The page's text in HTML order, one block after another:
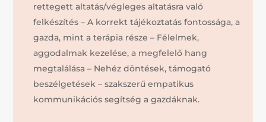
rettegett altatás/végleges altatásra való
felkészítés – A korrekt tájékoztatás fontossága, a
gazda, mint a terápia része – Félelmek,
aggodalmak kezelése, a megfelelő hang
megtalálása – Nehéz döntések, támogató
beszélgetések – szakszerű empatikus
kommunikációs segítség a gazdáknak.